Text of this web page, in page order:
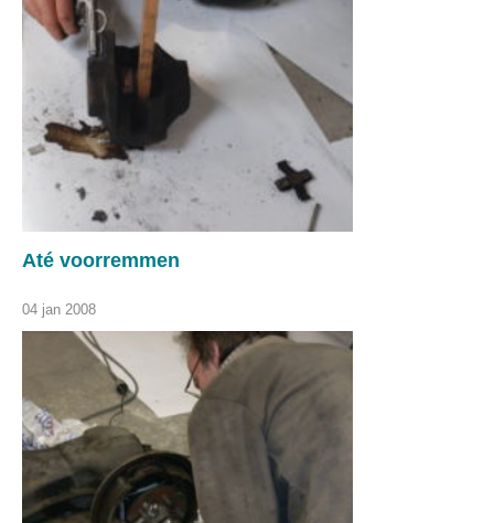
Até voorremmen
04 jan 2008